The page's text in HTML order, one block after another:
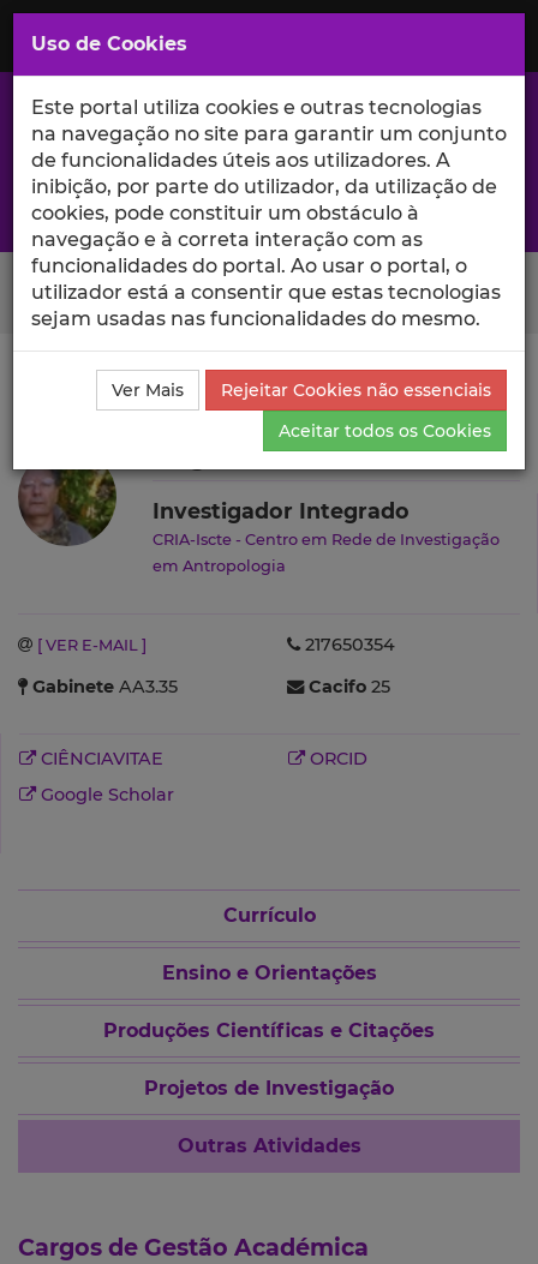
Saltar
para
Conteúdo
Principal
A excelência da investigação e ciência no Iscte
Search Button
Ciência_Iscte Autores
Jorge Costa Freitas Branco
Outras Atividades
Jorge Costa Freitas Branco
Investigador Integrado
CRIA-Iscte - Centro em Rede de Investigação
em Antropologia
[ VER E-MAIL ]
217650354
Gabinete AA3.35 Cacifo 25
CIÊNCIAVITAE
ORCID
Google Scholar
Currículo
Ensino e Orientações
Produções Científicas e Citações
Projetos de Investigação
Outras Atividades
Cargos de Gestão Académica
Uso de Cookies
Este portal utiliza cookies e outras tecnologias
na navegação no site para garantir um conjunto
de funcionalidades úteis aos utilizadores. A
inibição, por parte do utilizador, da utilização de
cookies, pode constituir um obstáculo à
navegação e à correta interação com as
funcionalidades do portal. Ao usar o portal, o
utilizador está a consentir que estas tecnologias
sejam usadas nas funcionalidades do mesmo.
Ver Mais
Rejeitar Cookies não essenciais
Aceitar todos os Cookies